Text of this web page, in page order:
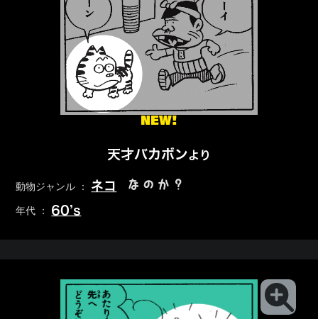
NEW!
天才バカボンより
動物ジャンル ： ネコ なのか？
年代 ： 60’s